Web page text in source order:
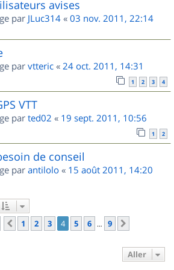
avises
par JLuc314 « 03 nov. 2011, 22:14
par vtteric « 24 oct. 2011, 14:31
1 2 3 4
VTT
par ted02 « 19 sept. 2011, 10:56
1 2
de conseil
par antilolo « 15 août 2011, 14:20
Page 4sur
Précédent
1 2 3 4 5 6 … 9
Aller